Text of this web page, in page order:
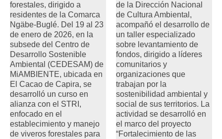
forestales, dirigido a
residentes de la Comarca
Ngäbe-Buglé. Del 19 al 23
de enero de 2026, en la
subsede del Centro de
Desarrollo Sostenible
Ambiental (CEDESAM) de
MiAMBIENTE, ubicada en
El Cacao de Capira, se
desarrolló un curso en
alianza con el STRI,
enfocado en el
establecimiento y manejo
de viveros forestales para
de la Dirección Nacional
de Cultura Ambiental,
acompañó el desarrollo de
un taller especializado
sobre levantamiento de
fondos, dirigido a líderes
comunitarios y
organizaciones que
trabajan por la
sostenibilidad ambiental y
social de sus territorios. La
actividad se desarrolló en
el marco del proyecto
“Fortalecimiento de las